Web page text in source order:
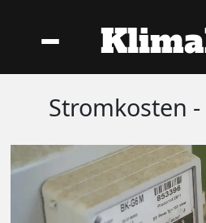
Stromkosten -